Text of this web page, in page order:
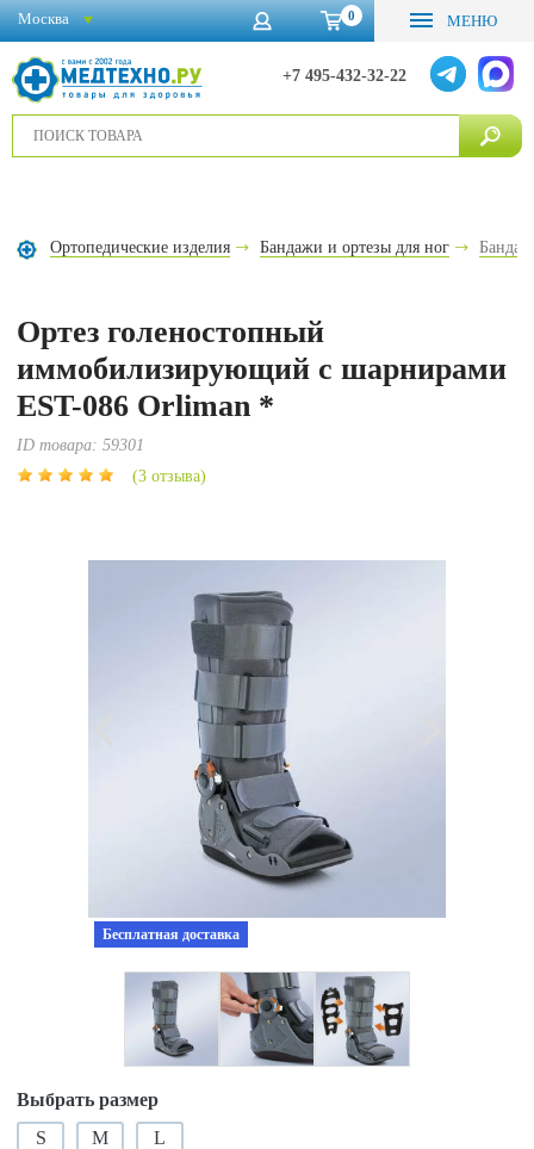
0 МЕНЮ
+7 495-432-32-22
Москва
Ортопедические изделия Бандажи и ортезы для ног
Ортез голеностопный
иммобилизирующий с шарнирами
EST-086 Orliman *
ID товара:59301
(3 отзыва)
Бесплатная доставка
Выбрать размер
S
M L